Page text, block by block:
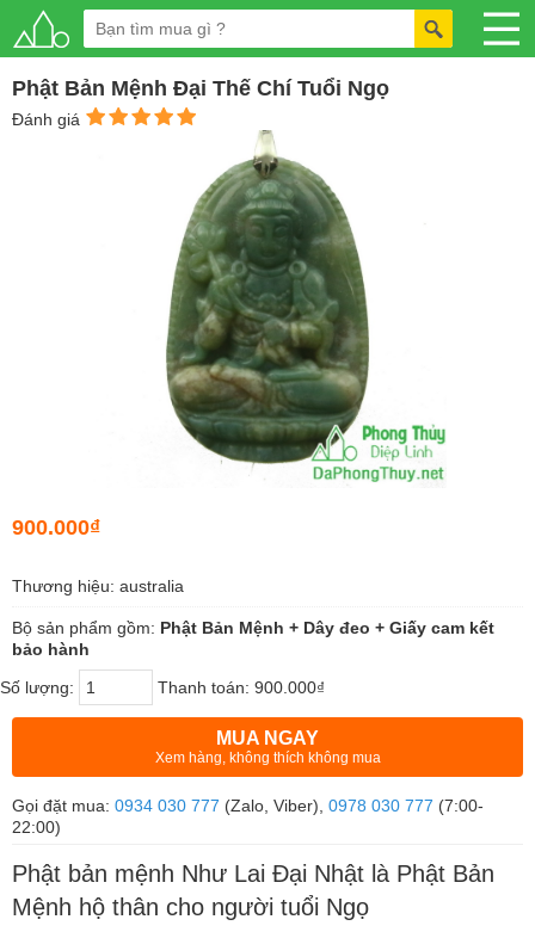
Phật Bản Mệnh Đại Thế Chí Tuổi Ngọ
Đánh giá
900.000₫
Thương hiệu: australia
Bộ sản phẩm gồm: Phật Bản Mệnh + Dây đeo + Giấy cam kết
bảo hành
Số lượng:
Thanh toán: 900.000₫
MUA NGAY
Xem hàng, không thích không mua
Gọi đặt mua: 0934 030 777 (Zalo, Viber), 0978 030 777 (7:00-
22:00)
Phật bản mệnh Như Lai Đại Nhật là Phật Bản
Mệnh hộ thân cho người tuổi Ngọ